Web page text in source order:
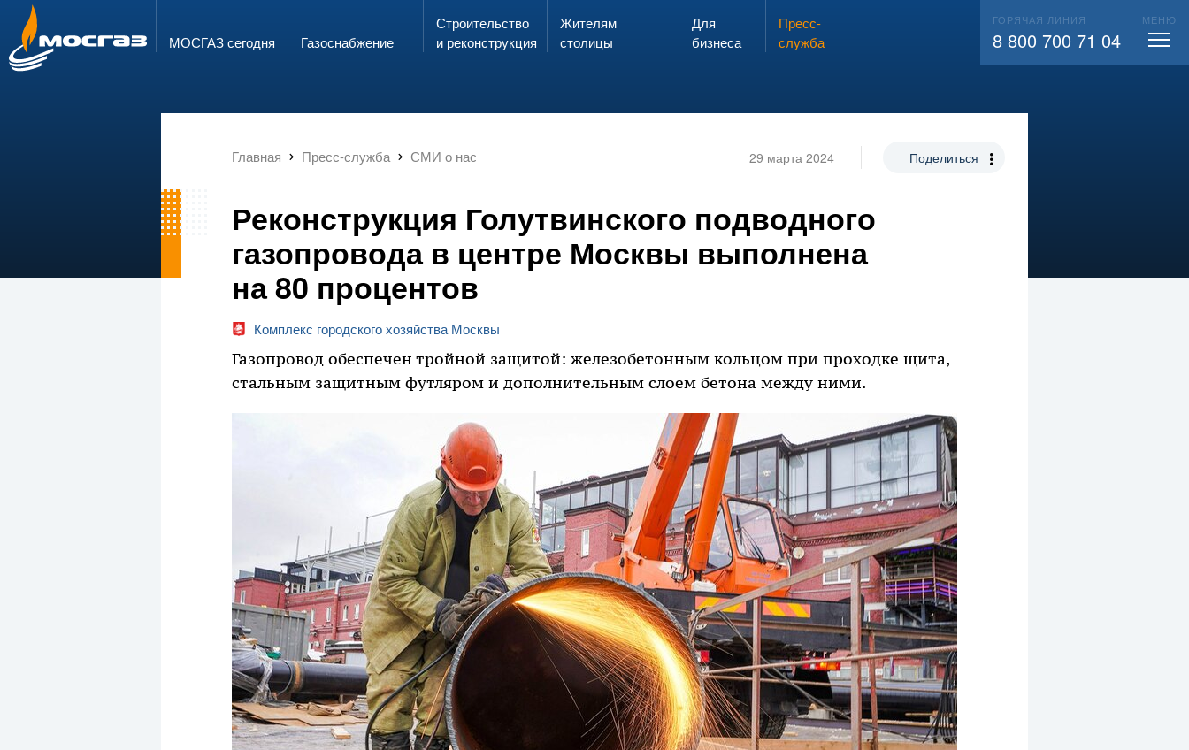
Запах газа?
ЗВОНИ 104 ВЫЗВАТЬ СЛЕСАРЯ
ГОРЯЧАЯ ЛИНИЯ
8 800 700 71 04 info@mos-gaz.ru
МОСГАЗ сегодня Газо­снабжение
Строительство
и реконструкция
Жителям
столицы
Для
бизнеса
Пресс-
служба
ГОРЯЧАЯ ЛИНИЯ
8 800 700 71 04
МЕНЮ
Главная Пресс-служба СМИ о нас 29 марта 2024 Поделиться
Реконструкция Голутвинского подводного
газопровода в центре Москвы выполнена
на 80 процентов
Комплекс городского хозяйства Москвы
Газопровод обеспечен тройной защитой: железобетонным кольцом при проходке щита,
стальным защитным футляром и дополнительным слоем бетона между ними.